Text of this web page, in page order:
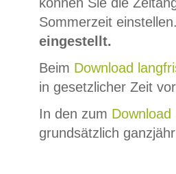
Sommerzeit
eingestellt.
Beim Download
in gesetzlicher Zeit
In den zum Download
grundsätzlich